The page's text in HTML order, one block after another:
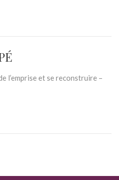
l’emprise et se reconstruire –